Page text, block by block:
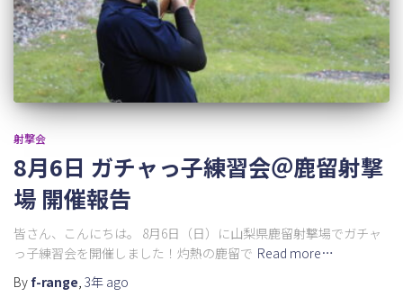
射撃会
8月6日 ガチャっ子練習会＠鹿留射撃
場 開催報告
皆さん、こんにちは。 8月6日（日）に山梨県鹿留射撃場でガチャ
っ子練習会を開催しました！灼熱の鹿留で Read more…
By f-range 3年 ago